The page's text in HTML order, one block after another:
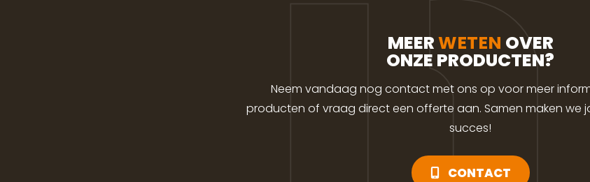
MEERWETEN OVER
ONZE PRODUCTEN?
Neem vandaag nog contact met ons op voor meer
producten of vraag direct een offerte aan. Samen maken we
succes!
CONTACT